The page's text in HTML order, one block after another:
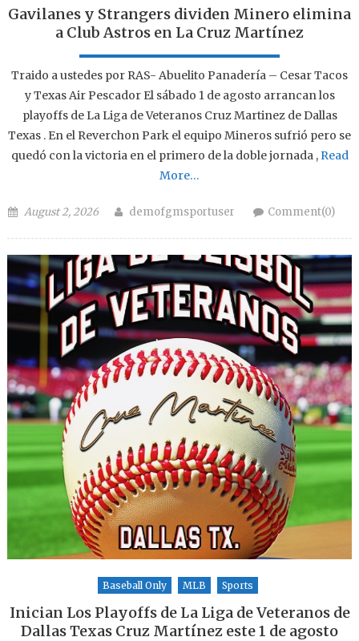
Gavilanes y Strangers dividen Minero elimina
a Club Astros en La Cruz Martínez
Traido a ustedes por RAS- Abuelito Panadería – Cesar Tacos
y Texas Air Pescador El sábado 1 de agosto arrancan los
playoffs de La Liga de Veteranos Cruz Martinez de Dallas
Texas . En el Reverchon Park el equipo Mineros sufrió pero se
quedó con la victoria en el primero de la doble jornada ,Read
More…
Posted on
August 2, 2026 Author
demofgmsportuser Comment(0)
Baseball Only MLB Sports
Inician Los Playoffs de La Liga de Veteranos de
Dallas Texas Cruz Martínez este 1 de agosto